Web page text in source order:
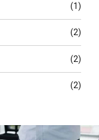
(1)
(2)
(2)
(2)